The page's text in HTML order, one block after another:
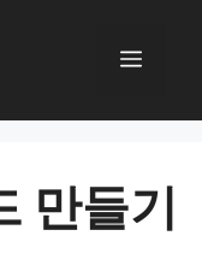
메
만들기